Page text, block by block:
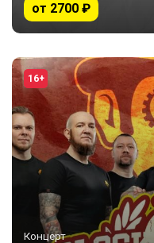
от 2700 ₽
16+
Концерт